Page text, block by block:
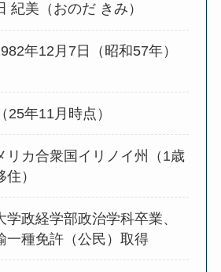
紀美（おのだ きみ）
年12月7日（昭和57年）
25年11月時点）
リカ合衆国イリノイ州（1歳
）
学政経学部政治学科卒業、
一種免許（公民）取得